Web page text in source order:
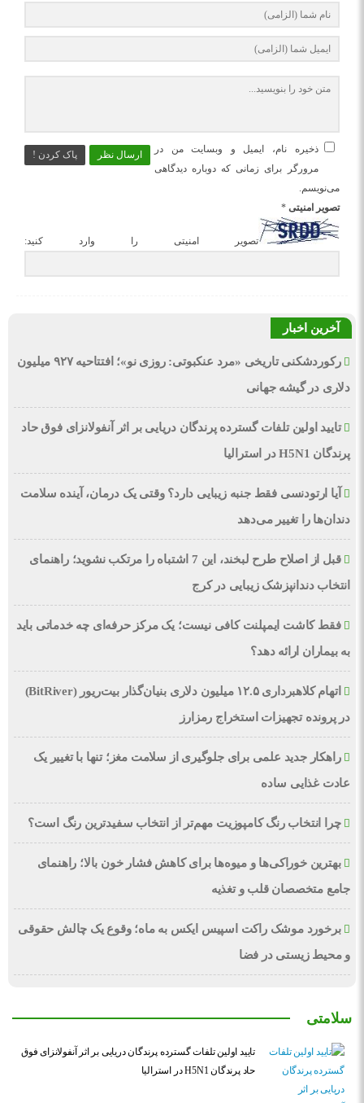
ارسال نظر پاک کردن !
ذخیره نام، ایمیل و وبسایت من در
مرورگر برای زمانی که دوباره دیدگاهی
می‌نویسم.
تصویر امنیتی *
تصویر امنیتی را وارد کنید:
آخرین اخبار
رکوردشکنی تاریخی «مرد عنکبوتی: روزی نو»؛ افتتاحیه ۹۲۷ میلیون
دلاری در گیشه جهانی
تایید اولین تلفات گسترده پرندگان دریایی بر اثر آنفولانزای فوق حاد
پرندگان H5N1 در استرالیا
آیا ارتودنسی فقط جنبه زیبایی دارد؟ وقتی یک درمان، آینده سلامت
دندان‌ها را تغییر می‌دهد
قبل از اصلاح طرح لبخند، این 7 اشتباه را مرتکب نشوید؛ راهنمای
انتخاب دندانپزشک زیبایی در کرج
فقط کاشت ایمپلنت کافی نیست؛ یک مرکز حرفه‌ای چه خدماتی باید
به بیماران ارائه دهد؟
اتهام کلاهبرداری ۱۲.۵ میلیون دلاری بنیان‌گذار بیت‌ریور (BitRiver)
در پرونده تجهیزات استخراج رمزارز
راهکار جدید علمی برای جلوگیری از سلامت مغز؛ تنها با تغییر یک
عادت غذایی ساده
چرا انتخاب رنگ کامپوزیت مهم‌تر از انتخاب سفیدترین رنگ است؟
بهترین خوراکی‌ها و میوه‌ها برای کاهش فشار خون بالا؛ راهنمای
جامع متخصصان قلب و تغذیه
برخورد موشک راکت اسپیس ایکس به ماه؛ وقوع یک چالش حقوقی
و محیط زیستی در فضا
سلامتی
تایید اولین تلفات گسترده پرندگان دریایی بر اثر آنفولانزای فوق
حاد پرندگان H5N1 در استرالیا